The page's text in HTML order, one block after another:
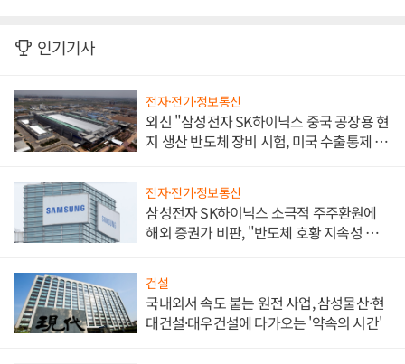
인기기사
전자·전기·정보통신
외신 "삼성전자 SK하이닉스 중국 공장용 현
지 생산 반도체 장비 시험, 미국 수출통제 대
전자·전기·정보통신
삼성전자 SK하이닉스 소극적 주주환원에
해외 증권가 비판, "반도체 호황 지속성 의
건설
국내외서 속도 붙는 원전 사업, 삼성물산·현
대건설·대우건설에 다가오는 '약속의 시간'